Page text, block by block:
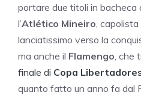
portare due titoli in bacheca
l’Atlético Mineiro, capolista
lanciatissimo verso la
ma anche il Flamengo, che
finale di Copa
quanto fatto un anno fa dal